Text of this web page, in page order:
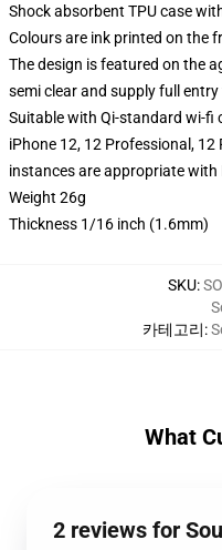
Shock absorbent TPU case
Colours are ink printed on the
The design is featured on the
semi clear and supply full
Suitable with Qi-standard wi-fi
iPhone 12, 12 Professional,
instances are appropriate
Weight 26g
Thickness 1/16 inch (1.6mm)
SKU:
카테고리:
What
2 reviews for